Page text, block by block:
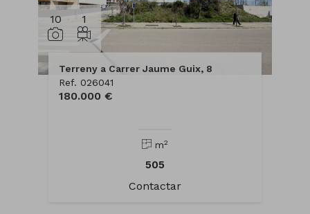
10 1
Terreny a Carrer Jaume Guix, 8
Ref. 026041
180.000 €
m2
505
Contactar